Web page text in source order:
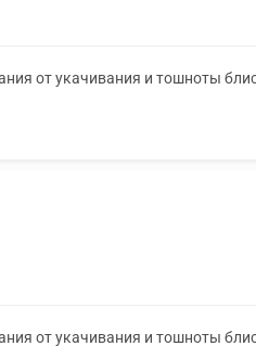
от укачивания и тошноты
от укачивания и тошноты